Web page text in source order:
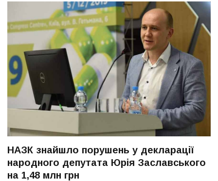
НАЗК знайшло порушень у декларації
народного депутата Юрія Заславського
на 1,48 млн грн